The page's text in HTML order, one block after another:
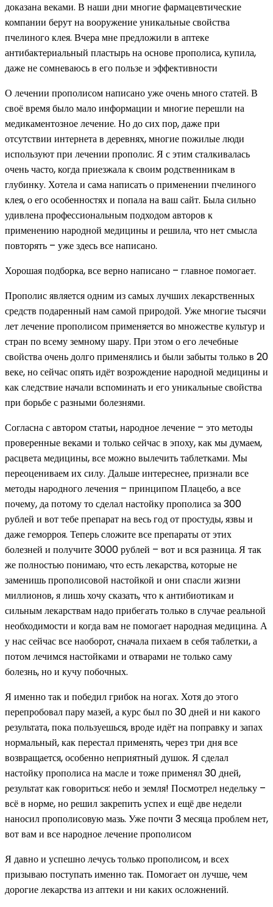
доказана веками. В наши дни многие фармацевтические
компании берут на вооружение уникальные свойства
пчелиного клея. Вчера мне предложили в аптеке
антибактериальный пластырь на основе прополиса, купила,
даже не сомневаюсь в его пользе и эффективности
О лечении прополисом написано уже очень много статей. В
своё время было мало информации и многие перешли на
медикаментозное лечение. Но до сих пор, даже при
отсутствии интернета в деревнях, многие пожилые люди
используют при лечении прополис. Я с этим сталкивалась
очень часто, когда приезжала к своим родственникам в
глубинку. Хотела и сама написать о применении пчелиного
клея, о его особенностях и попала на ваш сайт. Была сильно
удивлена профессиональным подходом авторов к
применению народной медицины и решила, что нет смысла
повторять – уже здесь все написано.
Хорошая подборка, все верно написано – главное помогает.
Прополис является одним из самых лучших лекарственных
средств подаренный нам самой природой. Уже многие тысячи
лет лечение прополисом применяется во множестве культур и
стран по всему земному шару. При этом о его лечебные
свойства очень долго применялись и были забыты только в 20
веке, но сейчас опять идёт возрождение народной медицины и
как следствие начали вспоминать и его уникальные свойства
при борьбе с разными болезнями.
Согласна с автором статьи, народное лечение – это методы
проверенные веками и только сейчас в эпоху, как мы думаем,
расцвета медицины, все можно вылечить таблетками. Мы
переоцениваем их силу. Дальше интереснее, признали все
методы народного лечения – принципом Плацебо, а все
почему, да потому то сделал настойку прополиса за 300
рублей и вот тебе препарат на весь год от простуды, язвы и
даже геморроя. Теперь сложите все препараты от этих
болезней и получите 3000 рублей – вот и вся разница. Я так
же полностью понимаю, что есть лекарства, которые не
заменишь прополисовой настойкой и они спасли жизни
миллионов, я лишь хочу сказать, что к антибиотикам и
сильным лекарствам надо прибегать только в случае реальной
необходимости и когда вам не помогает народная медицина. А
у нас сейчас все наоборот, сначала пихаем в себя таблетки, а
потом лечимся настойками и отварами не только саму
болезнь, но и кучу побочных.
Я именно так и победил грибок на ногах. Хотя до этого
перепробовал пару мазей, а курс был по 30 дней и ни какого
результата, пока пользуешься, вроде идёт на поправку и запах
нормальный, как перестал применять, через три дня все
возвращается, особенно неприятный душок. Я сделал
настойку прополиса на масле и тоже применял 30 дней,
результат как говориться: небо и земля! Посмотрел недельку –
всё в норме, но решил закрепить успех и ещё две недели
наносил прополисовую мазь. Уже почти 3 месяца проблем нет,
вот вам и все народное лечение прополисом
Я давно и успешно лечусь только прополисом, и всех
призываю поступать именно так. Помогает он лучше, чем
дорогие лекарства из аптеки и ни каких осложнений.